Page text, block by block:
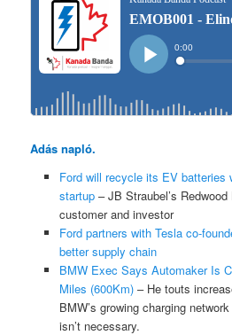
Adás napló.
Ford will recycle its EV batteries
startup– JB Straubel’s
customer and investor
Ford partners with Tesla co-
better supply chain
BMW Exec Says Automaker Is
Miles (600Km)– He touts
BMW’s growing charging
isn’t necessary.